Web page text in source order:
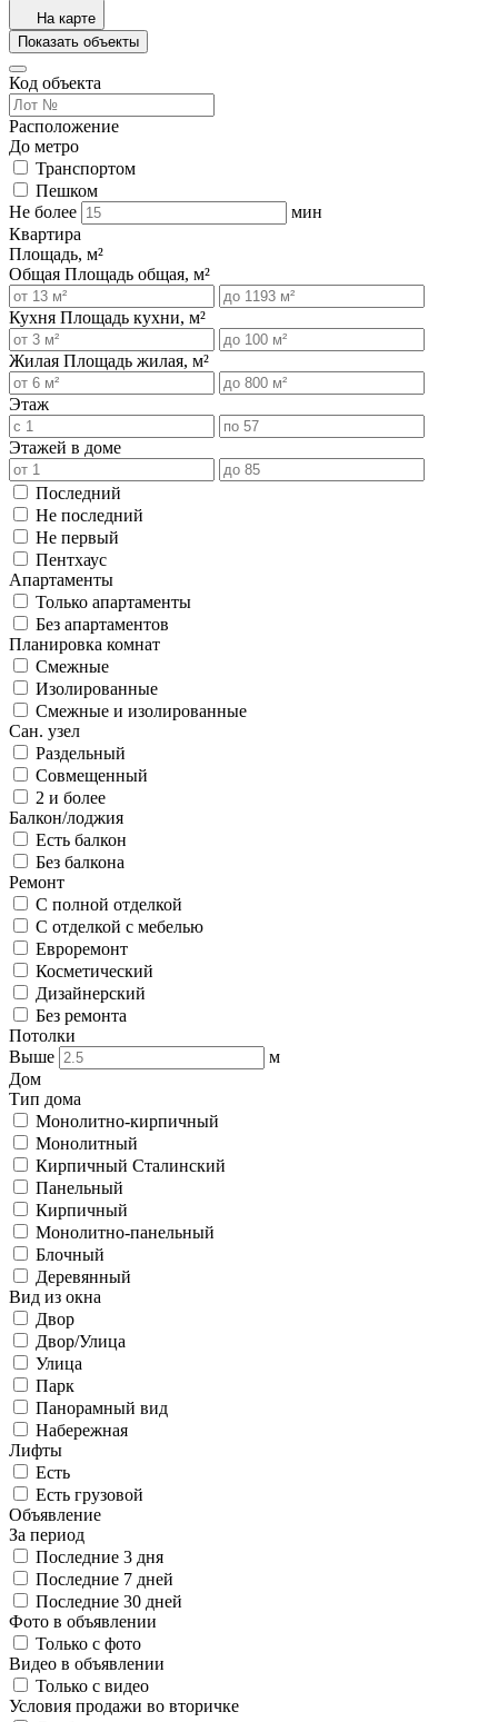
На карте
Показать объекты
Код объекта
Расположение
До метро
Транспортом
Пешком
Не более
мин
Квартира
Площадь, м²
Общая Площадь общая, м²
Кухня Площадь кухни, м²
Жилая Площадь жилая, м²
Этаж
Этажей в доме
Последний
Не последний
Не первый
Пентхаус
Апартаменты
Только апартаменты
Без апартаментов
Планировка комнат
Смежные
Изолированные
Смежные и изолированные
Сан. узел
Раздельный
Совмещенный
2 и более
Балкон/лоджия
Есть балкон
Без балкона
Ремонт
С полной отделкой
С отделкой с мебелью
Евроремонт
Косметический
Дизайнерский
Без ремонта
Потолки
Выше
м
Дом
Тип дома
Монолитно-кирпичный
Монолитный
Кирпичный Сталинский
Панельный
Кирпичный
Монолитно-панельный
Блочный
Деревянный
Вид из окна
Двор
Двор/Улица
Улица
Парк
Панорамный вид
Набережная
Лифты
Есть
Есть грузовой
Объявление
За период
Последние 3 дня
Последние 7 дней
Последние 30 дней
Фото в объявлении
Только с фото
Видео в объявлении
Только с видео
Условия продажи во вторичке